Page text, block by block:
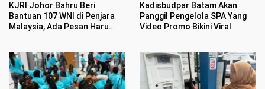
KJRI Johor Bahru Beri
Bantuan 107 WNI di Penjara
Malaysia, Ada Pesan Haru
Kadisbudpar Batam Akan
Panggil Pengelola SPA Yang
Video Promo Bikini Viral